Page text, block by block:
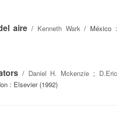
aire / Kenneth Wark/ México :
/ Daniel H. Mckenzie ; D.Eric
: Elsevier (1992)